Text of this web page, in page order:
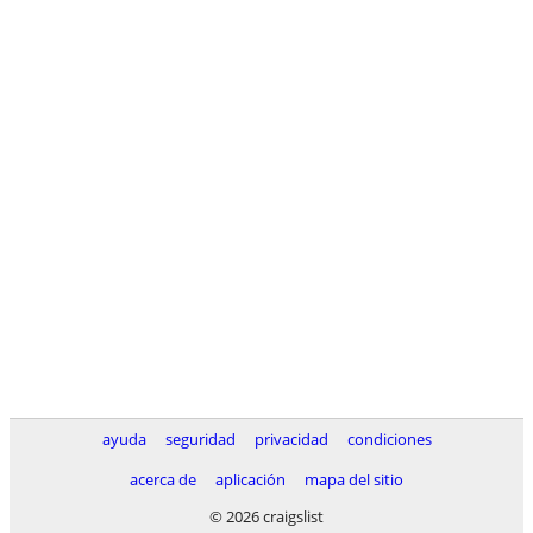
ayuda seguridad privacidad
condiciones
acerca de
aplicación
mapa del sitio
© 2026 craigslist